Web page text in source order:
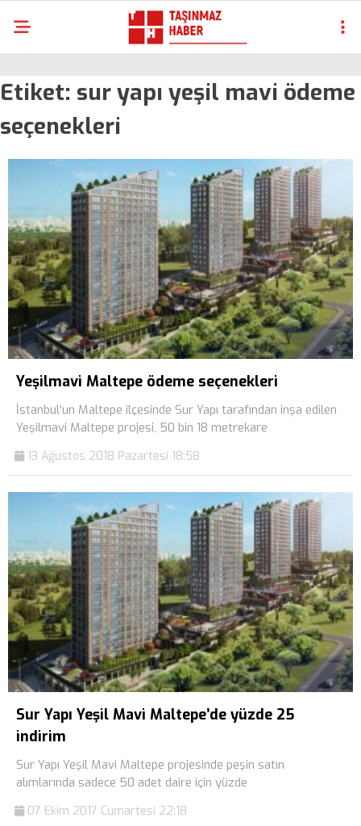
Etiket: sur yapı yeşil mavi ödeme
seçenekleri
Yeşilmavi Maltepe ödeme seçenekleri
İstanbul’un Maltepe ilçesinde Sur Yapı tarafından inşa edilen
Yeşilmavi Maltepe projesi, 50 bin 18 metrekare
13 Ağustos 2018 Pazartesi 18:58
Sur Yapı Yeşil Mavi Maltepe’de yüzde 25
indirim
Sur Yapı Yeşil Mavi Maltepe projesinde peşin satın
alımlarında sadece 50 adet daire için yüzde
07 Ekim 2017 Cumartesi 22:18